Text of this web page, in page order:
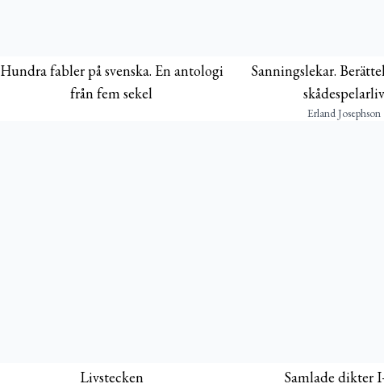
Hundra fabler på svenska. En antologi
från fem sekel
Sanningslekar.
skådespelarliv
Erland Josephson
Livstecken Samlade dikter